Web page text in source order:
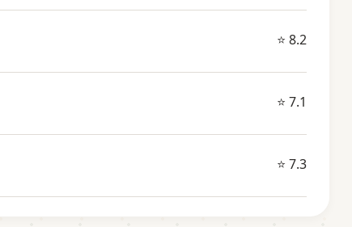
⭐ 8.2
⭐ 7.1
⭐ 7.3